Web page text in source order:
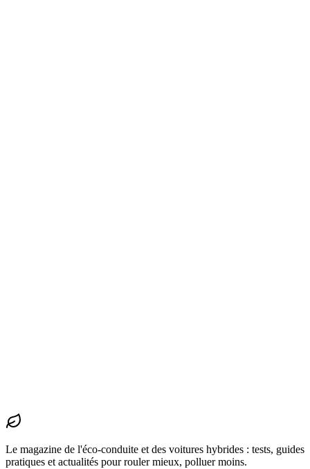
Admin
Le magazine de l'éco-conduite et des voitures hybrides : tests, guides
pratiques et actualités pour rouler mieux, polluer moins.